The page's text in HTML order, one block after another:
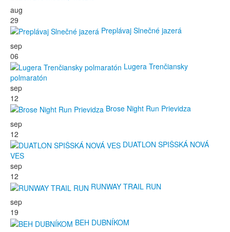
aug
29
Preplávaj Slnečné jazerá
sep
06
Lugera Trenčiansky
polmaratón
sep
12
Brose Night Run Prievidza
sep
12
DUATLON SPIŠSKÁ NOVÁ
VES
sep
12
RUNWAY TRAIL RUN
sep
19
BEH DUBNÍKOM